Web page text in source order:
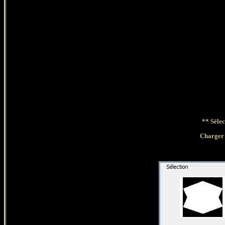
**
Charger